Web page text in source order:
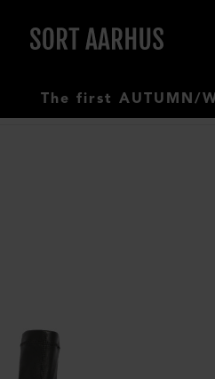
The first AUTUMN/